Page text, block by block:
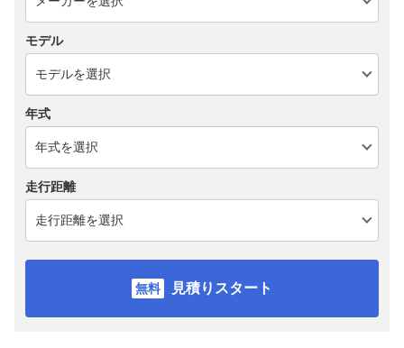
モデル
年式
走行距離
見積りスタート